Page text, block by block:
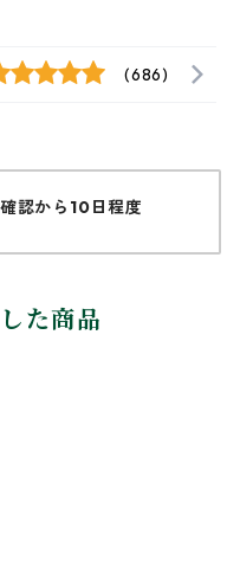
(686)
認から10日程度
た商品